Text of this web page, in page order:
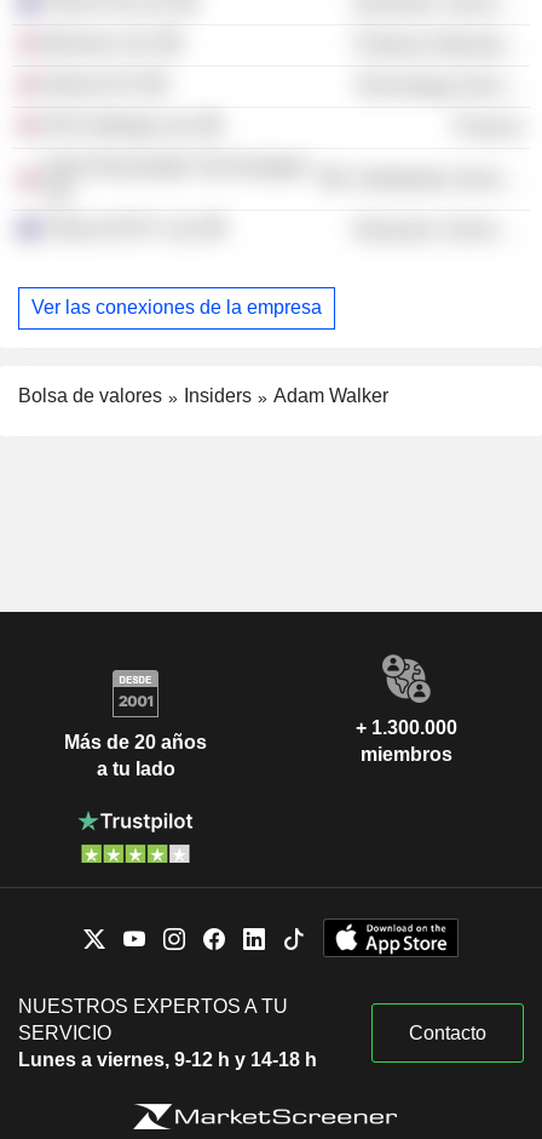
Ver las conexiones de la empresa
Bolsa de valores Insiders Adam Walker
Más de 20 años
a tu lado
+ 1.300.000
miembros
NUESTROS EXPERTOS A TU
SERVICIO
Lunes a viernes, 9-12 h y 14-18 h
Contacto